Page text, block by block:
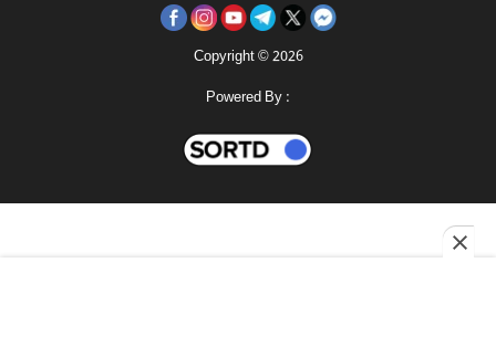
Copyright © 2026
Powered By :